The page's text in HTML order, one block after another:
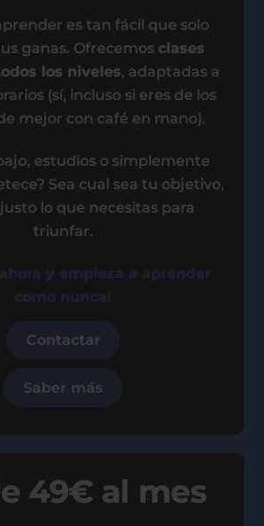
es tan fácil que solo
ganas. Ofrecemos clases
los niveles, adaptadas a
(sí, incluso si eres de los
mejor con café en mano).
estudios o simplemente
Sea cual sea tu objetivo,
lo que necesitas para
triunfar.
y empieza a aprender
como nunca!
Contactar
Saber más
49€ al mes